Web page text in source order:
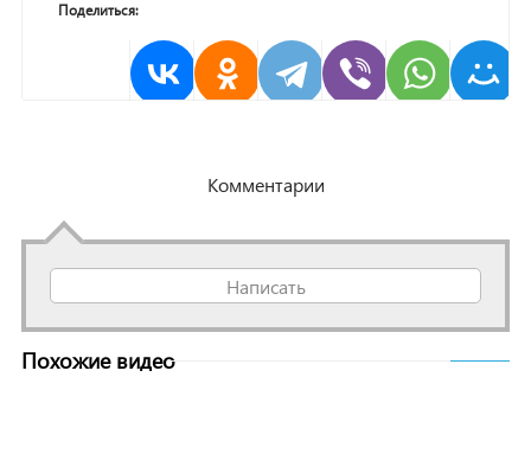
Поделиться:
Комментарии
Написать
Похожие видео